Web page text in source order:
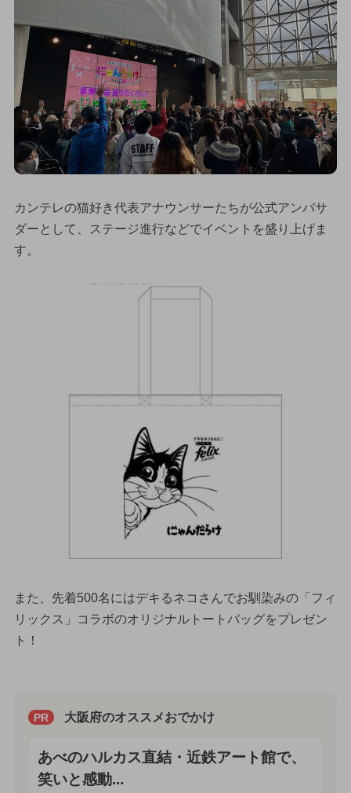
カンテレの猫好き代表アナウンサーたちが公式アンバサ
ダーとして、ステージ進行などでイベントを盛り上げま
す。
また、先着500名にはデキるネコさんでお馴染みの「フィ
リックス」コラボのオリジナルトートバッグをプレゼン
ト！
PR 大阪府のオススメおでかけ
あべのハルカス直結・近鉄アート館で、
笑いと感動...